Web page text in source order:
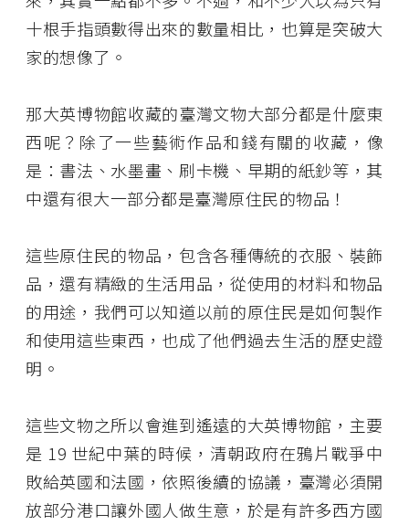
十根手指頭數得出來的數量相比，也算是突破大
家的想像了。
那大英博物館收藏的臺灣文物大部分都是什麼東
西呢？除了一些藝術作品和錢有關的收藏，像
是：書法、水墨畫、刷卡機、早期的紙鈔等，其
中還有很大一部分都是臺灣原住民的物品！
這些原住民的物品，包含各種傳統的衣服、裝飾
品，還有精緻的生活用品，從使用的材料和物品
的用途，我們可以知道以前的原住民是如何製作
和使用這些東西，也成了他們過去生活的歷史證
明。
這些文物之所以會進到遙遠的大英博物館，主要
是 19 世紀中葉的時候，清朝政府在鴉片戰爭中
敗給英國和法國，依照後續的協議，臺灣必須開
放部分港口讓外國人做生意，於是有許多西方國